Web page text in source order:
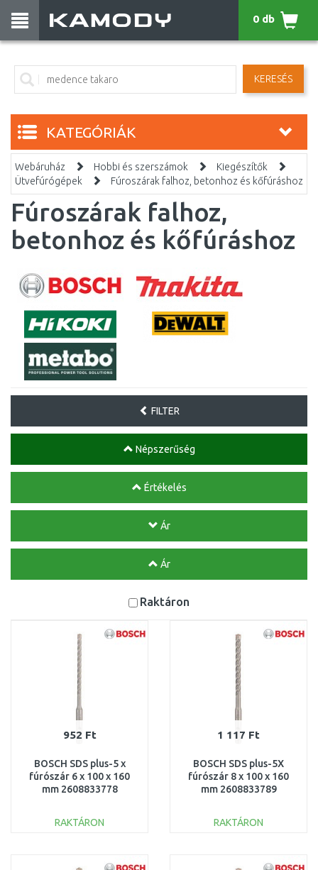
KERESÉS
0 db
KATEGÓRIÁK
Webáruház Hobbi és szerszámok
Kiegészítők
Ütvefúrógépek
Fúroszárak falhoz, betonhoz és kőfúráshoz
Fúroszárak falhoz,
betonhoz és kőfúráshoz
FILTER
Népszerűség
Értékelés
Ár
Ár
Raktáron
952 Ft
BOSCH SDS plus-5 x
fúrószár 6 x 100 x 160
mm 2608833778
RAKTÁRON
Összehasonlítás
1 117 Ft
BOSCH SDS plus-5X
fúrószár 8 x 100 x 160
mm 2608833789
RAKTÁRON
Összehasonlítás